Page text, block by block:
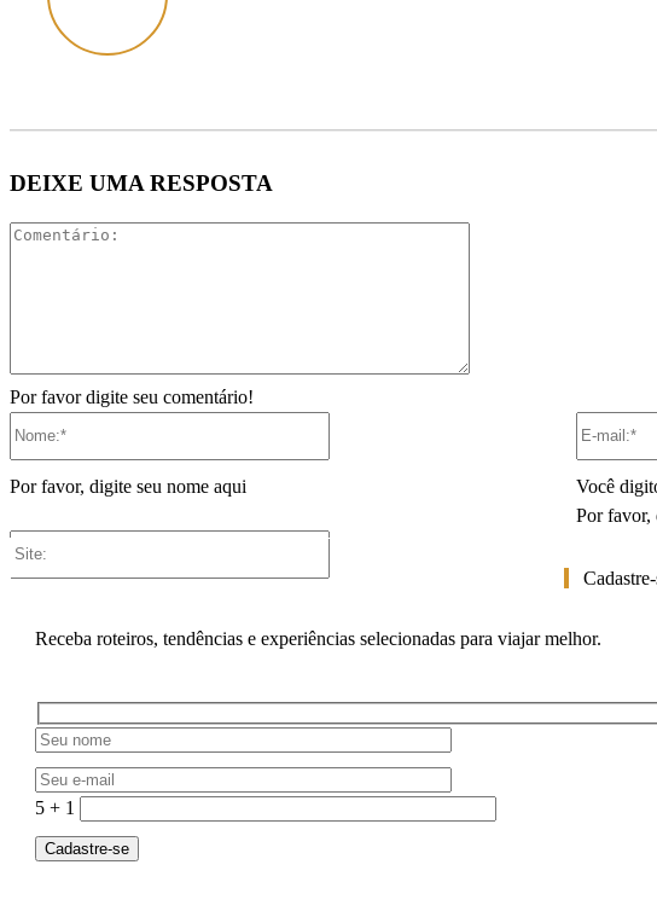
DEIXE UMA RESPOSTA
Por favor digite seu comentário!
Por favor, digite seu nome aqui
Você
Por favor,
Site:
Receba roteiros, tendências e experiências selecionadas para viajar melhor.
5 + 1